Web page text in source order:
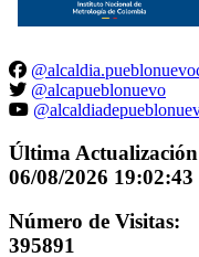
@alcapueblonuevo
Última
06/08/2026 19:02:43
Número de Visitas:
395891